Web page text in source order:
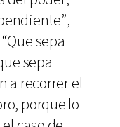
sepa
sepa
a recorrer el
porque lo